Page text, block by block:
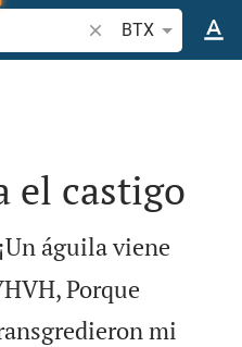
Buscar versículo
BTX
el castigo
águila viene
Porque
mi